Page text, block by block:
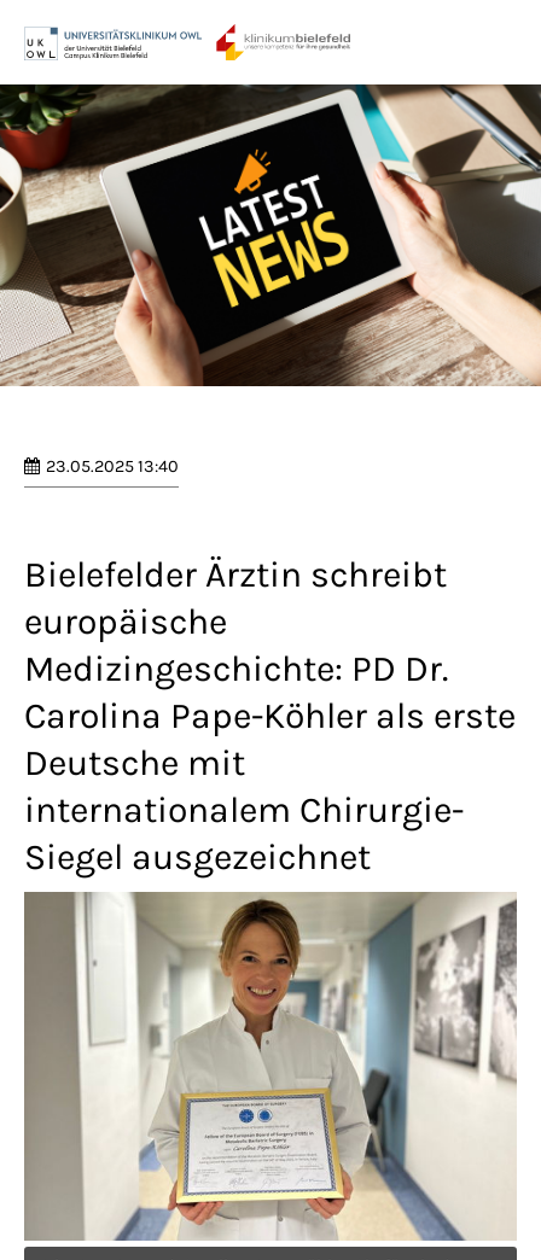
Login
Benutzername
Passwort
Anmelden
Lorem ipsum dolor sit amet:
24h/ 365days
We offer support for our customers
Mon - Fri 8:00am - 5:00pm (GMT +1)
Get in touch
Cybersteel Inc.
376-293 City Road, Suite 600
San Francisco, CA 94102
Have any questions?
+44 1234 567 890
Drop us a line
info@yourdomain.com
23.05.2025 13:40
Bielefelder Ärztin schreibt
europäische
Medizingeschichte: PD Dr.
Carolina Pape-Köhler als erste
Deutsche mit
internationalem Chirurgie-
Siegel ausgezeichnet